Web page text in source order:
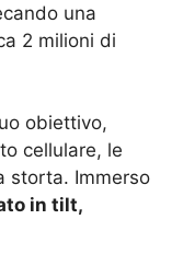
una
2 milioni di
obiettivo,
cellulare, le
storta. Immerso
in tilt,